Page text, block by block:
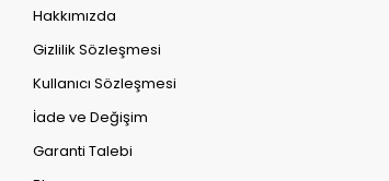
Hakkımızda
Gizlilik Sözleşmesi
Kullanıcı Sözleşmesi
İade ve Değişim
Garanti Talebi